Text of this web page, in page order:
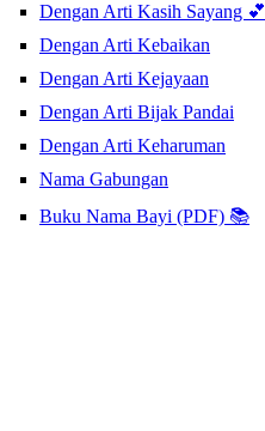
Dengan Arti Kasih Sayang 💕
Dengan Arti Kebaikan
Dengan Arti Kejayaan
Dengan Arti Bijak Pandai
Dengan Arti Keharuman
Nama Gabungan
Buku Nama Bayi (PDF) 📚